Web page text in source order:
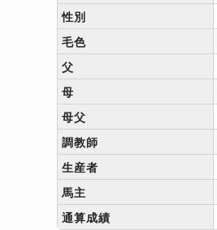
性別
毛色
父
母
母父
調教師
生産者
馬主
通算成績